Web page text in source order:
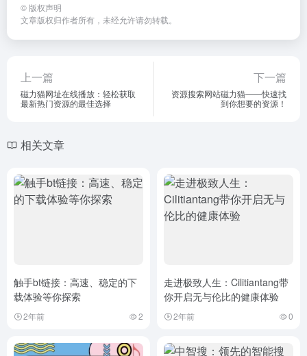
© 版权声明
文章版权归作者所有，未经允许请勿转载。
上一篇
磁力猫网址在线播放：轻松获取
最新热门资源的最佳选择
下一篇
资源搜索网站磁力猫——快速找
到你想要的资源！
相关文章
触手bt链接：高速、稳定的下
载体验等你探索
2年前 2
走进极致人生：Cilitiantang带
你开启无与伦比的健康体验
2年前 0